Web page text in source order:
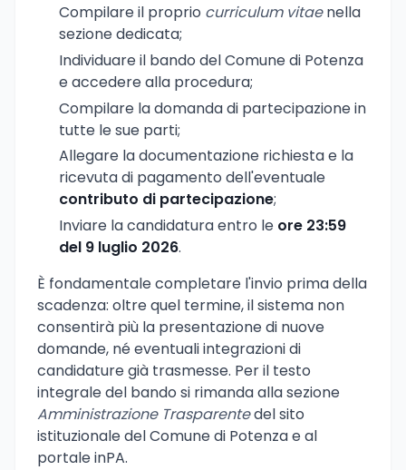
Compilare il proprio curriculum vitaenella
sezione dedicata;
Individuare il bando del Comune di Potenza
e accedere alla procedura;
Compilare la domanda di partecipazione in
tutte le sue parti;
Allegare la documentazione richiesta e la
ricevuta di pagamento dell'eventuale
contributo di partecipazione;
Inviare la candidatura entro le ore 23:59
del 9 luglio 2026.
È fondamentale completare l'invio prima della
scadenza: oltre quel termine, il sistema non
consentirà più la presentazione di nuove
domande, né eventuali integrazioni di
candidature già trasmesse. Per il testo
integrale del bando si rimanda alla sezione
Amministrazione Trasparentedel sito
istituzionale del Comune di Potenza e al
portale inPA.